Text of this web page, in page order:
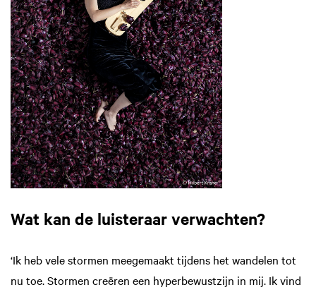
Wat kan de luisteraar verwachten?
‘Ik heb vele stormen meegemaakt tijdens het wandelen tot
nu toe. Stormen creëren een hyperbewustzijn in mij. Ik vind